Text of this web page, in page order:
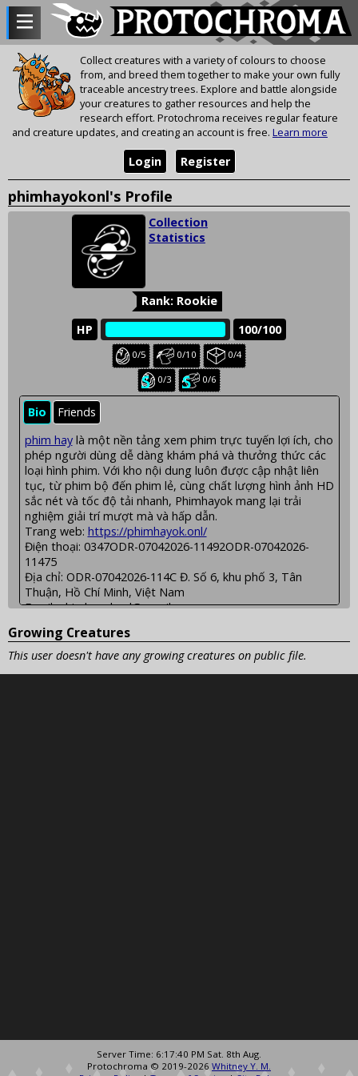
Collect creatures with a variety of colours to choose
from, and breed them together to make your own fully
traceable ancestry trees. Explore and battle alongside
your creatures to gather resources and help the
research effort. Protochroma receives regular feature
and creature updates, and creating an account is free. Learn more
Register
Login
phimhayokonl's Profile
Collection
Statistics
Rank: Rookie
HP
100/100
Baby
creatures:
0/5
Juvenile
creatures:
0/10
Held
creatures:
0/4
Seasonal
baby
0/3
Seasonal
juvenile
0/6
Bio
Friends
phim haylà một nền tảng xem phim trực tuyến lợi ích, cho
phép người dùng dễ dàng khám phá và thưởng thức các
loại hình phim. Với kho nội dung luôn được cập nhật liên
tục, từ phim bộ đến phim lẻ, cùng chất lượng hình ảnh HD
sắc nét và tốc độ tải nhanh, Phimhayok mang lại trải
nghiệm giải trí mượt mà và hấp dẫn.
Trang web: https://phimhayok.onl/
Điện thoại: 0347ODR-07042026-11492ODR-07042026-
11475
Địa chỉ: ODR-07042026-114C Đ. Số 6, khu phố 3, Tân
Thuận, Hồ Chí Minh, Việt Nam
Email: phimhayokonl@gmail.com
#chinhsach_phimhayok #linkvao_phimhayok #phim_hay_ok
Growing Creatures
This user doesn't have any growing creatures on public file.
Server Time: 6:17:40 PM Sat. 8th Aug.
Protochroma © 2019-2026 Whitney Y. M.